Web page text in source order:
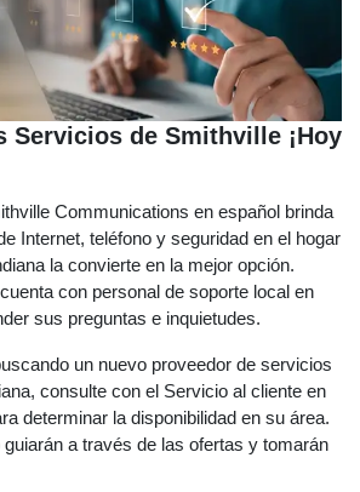
Servicios de Smithville ¡Hoy
Communications en español brinda
Internet, teléfono y seguridad en el hogar
la convierte en la mejor opción.
con personal de soporte local en
sus preguntas e inquietudes.
un nuevo proveedor de servicios
consulte con el Servicio al cliente en
determinar la disponibilidad en su área.
a través de las ofertas y tomarán